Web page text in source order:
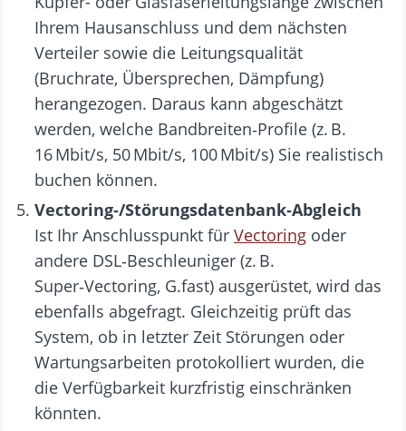
Ihrem Hausanschluss und dem nächsten
Verteiler sowie die Leitungsqualität
(Bruchrate, Übersprechen, Dämpfung)
herangezogen. Daraus kann abgeschätzt
werden, welche Bandbreiten‑Profile (z. B.
16 Mbit/s, 50 Mbit/s, 100 Mbit/s) Sie realistisch
buchen können.
Vectoring‑/Störungs­­datenbank‑Abgleich
Ist Ihr Anschlusspunkt für Vectoring oder
andere DSL‑Beschleuniger (z. B.
Super‑Vectoring, G.fast) ausgerüstet, wird das
ebenfalls abgefragt. Gleichzeitig prüft das
System, ob in letzter Zeit Störungen oder
Wartungsarbeiten protokolliert wurden, die
die Verfügbarkeit kurzfristig einschränken
könnten.